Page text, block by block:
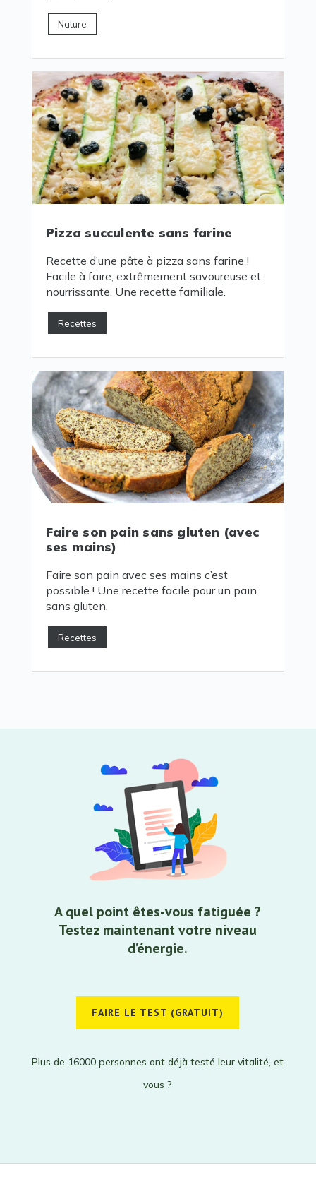
Nature
Pizza succulente sans farine
Recette d’une pâte à pizza sans farine !
Facile à faire, extrêmement savoureuse et
nourrissante. Une recette familiale.
Recettes
Faire son pain sans gluten (avec
ses mains)
Faire son pain avec ses mains c’est
possible ! Une recette facile pour un pain
sans gluten.
Recettes
A quel point êtes-vous fatiguée ?
Testez maintenant votre niveau
d’énergie.
FAIRE LE TEST (GRATUIT)
Plus de 16000 personnes ont déjà testé leur vitalité, et
vous ?